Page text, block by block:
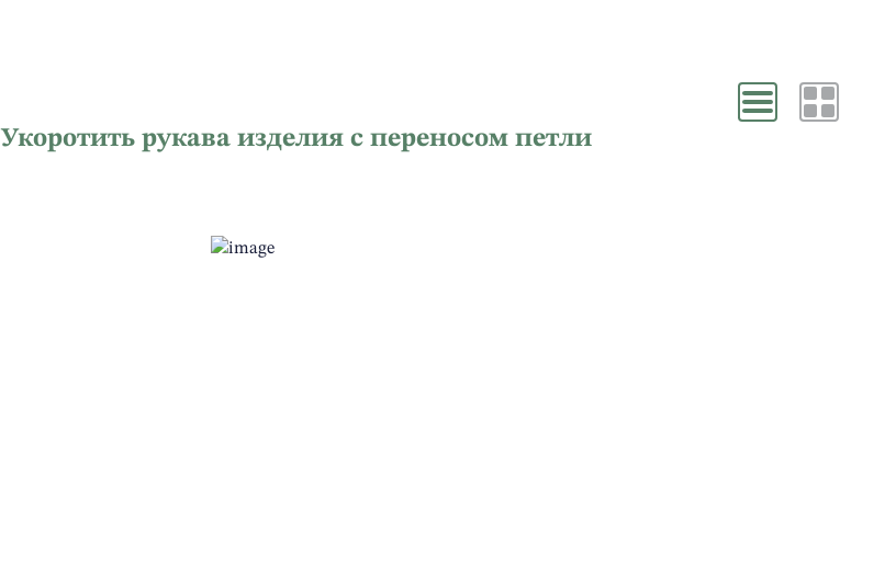
Укоротить рукава изделия с переносом петли